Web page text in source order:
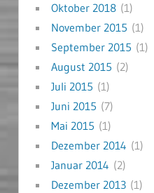
Oktober 2018(1)
November 2015 (1)
September 2015 (1)
August 2015 (2)
Juli 2015 (1)
Juni 2015 (7)
Mai 2015 (1)
Dezember 2014 (1)
Januar 2014 (2)
Dezember 2013(1)